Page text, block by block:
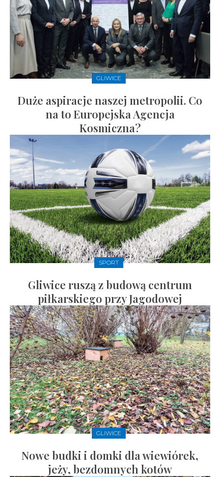
GLIWICE
Duże aspiracje naszej metropolii. Co
na to Europejska Agencja
Kosmiczna?
SPORT
Gliwice ruszą z budową centrum
piłkarskiego przy Jagodowej
GLIWICE
Nowe budki i domki dla wiewiórek,
jeży, bezdomnych kotów